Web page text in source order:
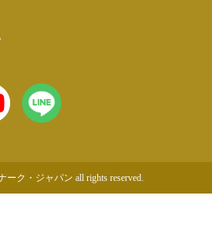
ーク・ジャパン all rights reserved.